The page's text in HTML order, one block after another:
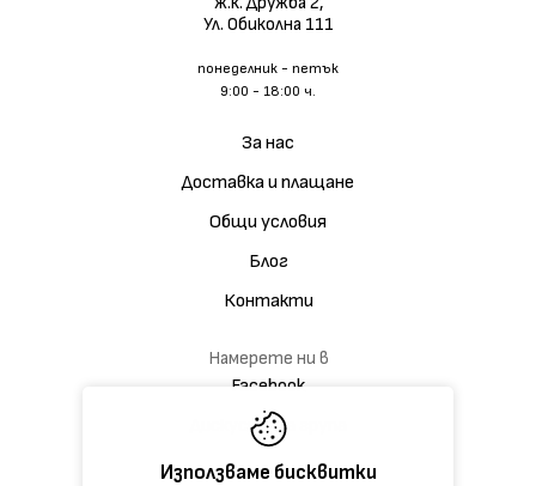
Използваме бисквитки
Ул. Обиколна 111
понеделник - петък
9:00 - 18:00 ч.
За нас
Доставка и плащане
Общи условия
Блог
Контакти
Намерете ни в
Facebook
Дискусионна група